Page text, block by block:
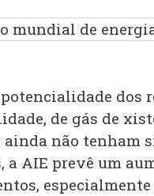
dos
de gás de
ainda não tenham
a AIE prevê um